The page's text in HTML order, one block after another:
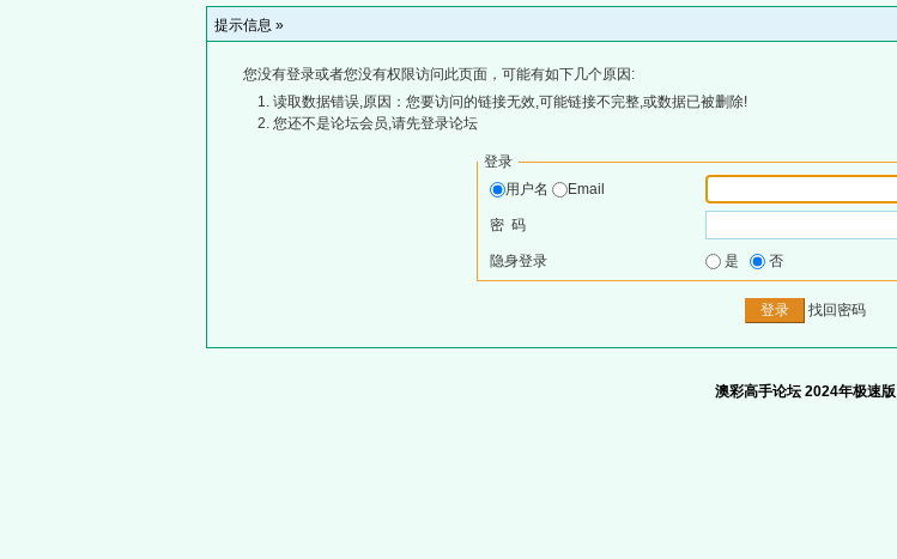
提示信息 »
您没有登录或者您没有权限访问此页面，可能有如下几个原因:
读取数据错误,原因：您要访问的链接无效,可能链接不完整,或数据已被删除!
您还不是论坛会员,请先登录论坛
登录
用户名
Email
密 码
隐身登录 是 否
找回密码
澳彩高手论坛 2024年极速版